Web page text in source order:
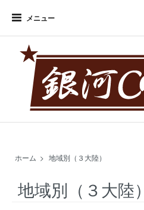
メニュー
ホーム > 地域別（３大陸）
地域別（３大陸）